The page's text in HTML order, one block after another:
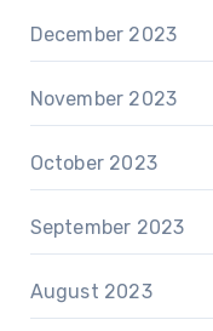
December 2023
November 2023
October 2023
September 2023
August 2023